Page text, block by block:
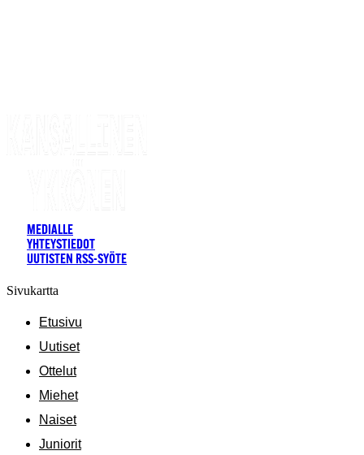
MEDIALLE
YHTEYSTIEDOT
UUTISTEN RSS-SYÖTE
Sivukartta
Etusivu
Uutiset
Ottelut
Miehet
Naiset
Juniorit